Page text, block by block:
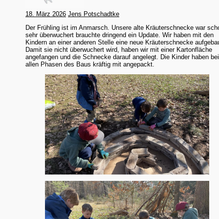
18. März 2026 Jens Potschadtke
Der Frühling ist im Anmarsch. Unsere alte Kräuterschnecke war
sehr überwuchert brauchte dringend ein Update. Wir haben mit den
Kindern an einer anderen Stelle eine neue Kräuterschnecke
Damit sie nicht überwuchert wird, haben wir mit einer Kartonfläche
angefangen und die Schnecke darauf angelegt. Die Kinder haben bei
allen Phasen des Baus kräftig mit angepackt.